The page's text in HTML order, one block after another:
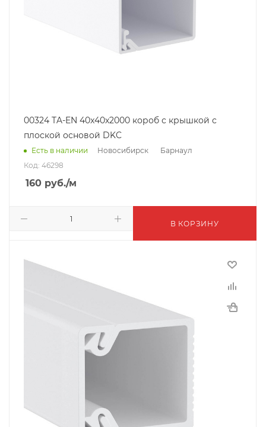
00324 TA-EN 40x40х2000 короб с крышкой с
плоской основой DKC
Есть в наличии Новосибирск
Барнаул
Код: 46298
160 руб./м
В КОРЗИНУ